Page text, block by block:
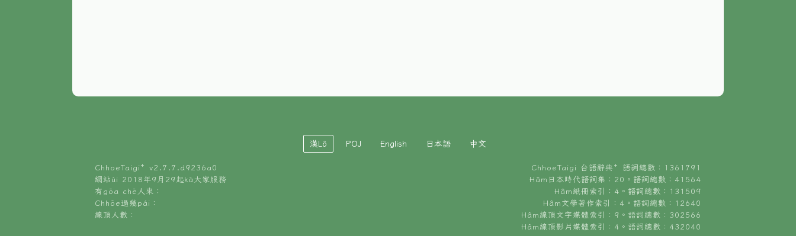
漢Lô POJ English 日本語 中文
ChhoeTaigi⁺ v2.7.7.d9236a0
網站ùi 2018年9月29起kā大家服務
有gōa chē人來：
Chhōe過幾pái：
線頂人數：
ChhoeTaigi 台語辭典⁺ 語詞總數：1361791
Hâm日本時代語詞集：20。語詞總數：41564
Hâm紙冊索引：4。語詞總數：131509
Hâm文學著作索引：4。語詞總數：12640
Hâm線頂文字媒體索引：9。語詞總數：302566
Hâm線頂影片媒體索引：4。語詞總數：432040